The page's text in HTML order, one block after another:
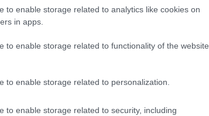
to enable storage related to analytics like cookies on
in apps.
to enable storage related to functionality of the website
to enable storage related to personalization.
to enable storage related to security, including